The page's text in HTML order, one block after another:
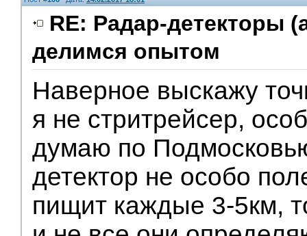
RE: Радар-детекторы
делимся опытом
Наверное выскажу
я не стритрейсер,
думаю по
детектор не особо
пищит каждые 3-5км,